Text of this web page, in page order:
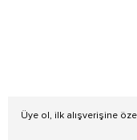
Üye ol, ilk alışverişine